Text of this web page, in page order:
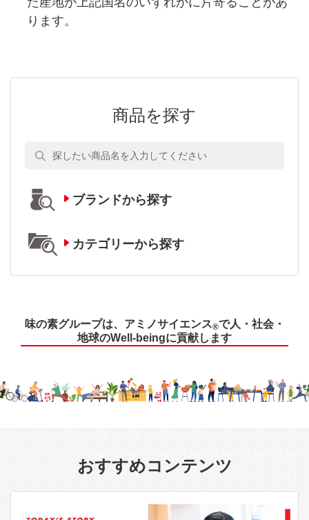
ります。
商品を探す
ブランドから探す
カテゴリーから探す
味の素グループは、アミノサイエンス®で人・社会・
地球のWell-beingに貢献します
おすすめコンテンツ